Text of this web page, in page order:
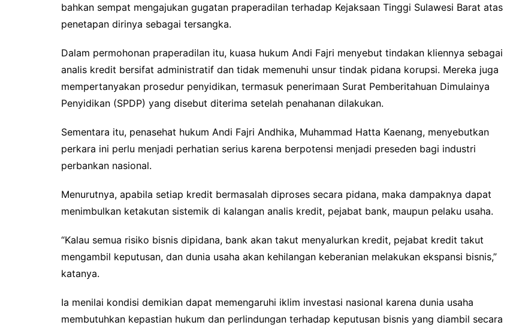
bahkan sempat mengajukan gugatan praperadilan terhadap Kejaksaan Tinggi Sulawesi Barat atas
penetapan dirinya sebagai tersangka.
Dalam permohonan praperadilan itu, kuasa hukum Andi Fajri menyebut tindakan kliennya sebagai
analis kredit bersifat administratif dan tidak memenuhi unsur tindak pidana korupsi. Mereka juga
mempertanyakan prosedur penyidikan, termasuk penerimaan Surat Pemberitahuan Dimulainya
Penyidikan (SPDP) yang disebut diterima setelah penahanan dilakukan.
Sementara itu, penasehat hukum Andi Fajri Andhika, Muhammad Hatta Kaenang, menyebutkan
perkara ini perlu menjadi perhatian serius karena berpotensi menjadi preseden bagi industri
perbankan nasional.
Menurutnya, apabila setiap kredit bermasalah diproses secara pidana, maka dampaknya dapat
menimbulkan ketakutan sistemik di kalangan analis kredit, pejabat bank, maupun pelaku usaha.
“Kalau semua risiko bisnis dipidana, bank akan takut menyalurkan kredit, pejabat kredit takut
mengambil keputusan, dan dunia usaha akan kehilangan keberanian melakukan ekspansi bisnis,”
katanya.
Ia menilai kondisi demikian dapat memengaruhi iklim investasi nasional karena dunia usaha
membutuhkan kepastian hukum dan perlindungan terhadap keputusan bisnis yang diambil secara